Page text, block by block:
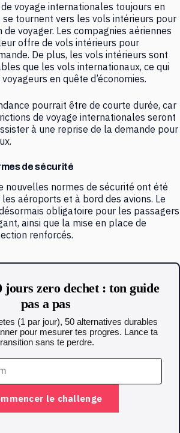
voyage internationales toujours en
se tournent vers les vols intérieurs pour
voyager. Les compagnies aériennes
offre de vols intérieurs pour
De plus, les vols intérieurs sont
que les vols internationaux, ce qui
en quête d’économies.
pourrait être de courte durée, car
de voyage internationales seront
à une reprise de la demande pour
de sécurité
nouvelles normes de sécurité ont été
aéroports et à bord des avions. Le
obligatoire pour les passagers
ainsi que la mise en place de
renforcés.
jours zero dechet : ton guide
pas a pas
(1 par jour), 50 alternatives durables
pour mesurer tes progres. Lance ta
sans te perdre.
le challenge